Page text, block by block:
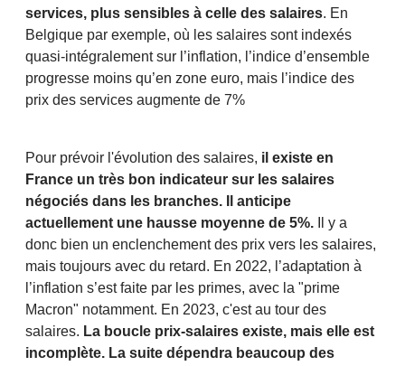
services, plus sensibles à celle des salaires. En
Belgique par exemple, où les salaires sont indexés
quasi-intégralement sur l’inflation, l’indice d’ensemble
progresse moins qu’en zone euro, mais l’indice des
prix des services augmente de 7%
Pour prévoir l'évolution des salaires, il existe en
France un très bon indicateur sur les salaires
négociés dans les branches. Il anticipe
actuellement une hausse moyenne de 5%. Il y a
donc bien un enclenchement des prix vers les salaires,
mais toujours avec du retard. En 2022, l’adaptation à
l’inflation s’est faite par les primes, avec la "prime
Macron" notamment. En 2023, c'est au tour des
salaires. La boucle prix-salaires existe, mais elle est
incomplète. La suite dépendra beaucoup des